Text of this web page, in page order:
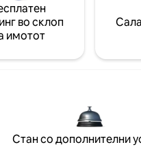
во склоп
имотот
Стан со дополнителни